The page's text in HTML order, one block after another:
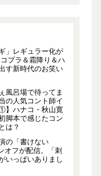
」レギュラー化が
プラ＆霜降り＆ハ
す新時代のお笑い
風呂場で待ってま
の人気コント師イ
】ハナコ・秋山寛
脚本で感じたコン
は？
の「書けない
オフが配信。「刺
いっぱいありまし